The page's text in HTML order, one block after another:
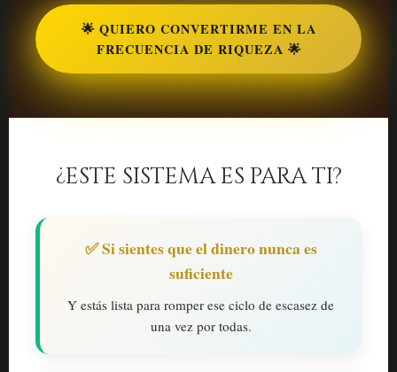
🌟 QUIERO CONVERTIRME EN LA
FRECUENCIA DE RIQUEZA 🌟
¿ESTE SISTEMA ES PARA TI?
✅ Si sientes que el dinero nunca es
suficiente
Y estás lista para romper ese ciclo de escasez de
una vez por todas.